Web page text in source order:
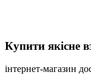
Купити якісне
інтернет-магазин